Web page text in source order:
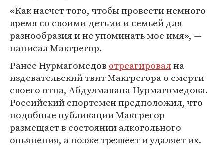
«Как насчет того, чтобы провести немного
время со своими детьми и семьей для
разнообразия и не упоминать мое имя», —
написал Макгрегор.
Ранее Нурмагомедов отреагировална
издевательский твит Макгрегора о смерти
своего отца, Абдулманапа Нурмагомедова.
Российский спортсмен предположил, что
подобные публикации Макгрегор
размещает в состоянии алкогольного
опьянения, а позже трезвеет и удаляет их.